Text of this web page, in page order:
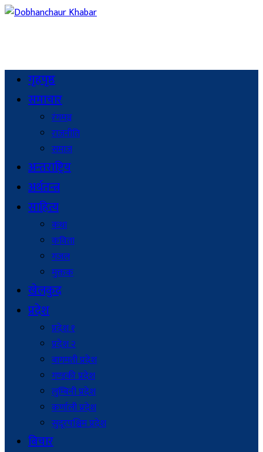
गृहपृष्ठ
समाचार
रंगमञ्च
राजनीति
समाज
अन्तराष्ट्रिय
अर्थतन्त्र
साहित्य
कथा
कविता
गजल
मुक्तक
खेलकुद
प्रदेश
प्रदेश १
प्रदेश २
बागमती प्रदेश
गण्डकी प्रदेश
लुम्बिनी प्रदेश
कर्णाली प्रदेश
सुदूरपश्चिम प्रदेश
बिचार